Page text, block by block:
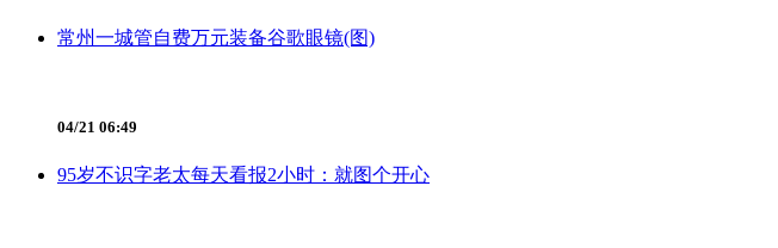
常州一城管自费万元装备谷歌眼镜(图)
04/21 06:49
95岁不识字老太每天看报2小时：就图个开心